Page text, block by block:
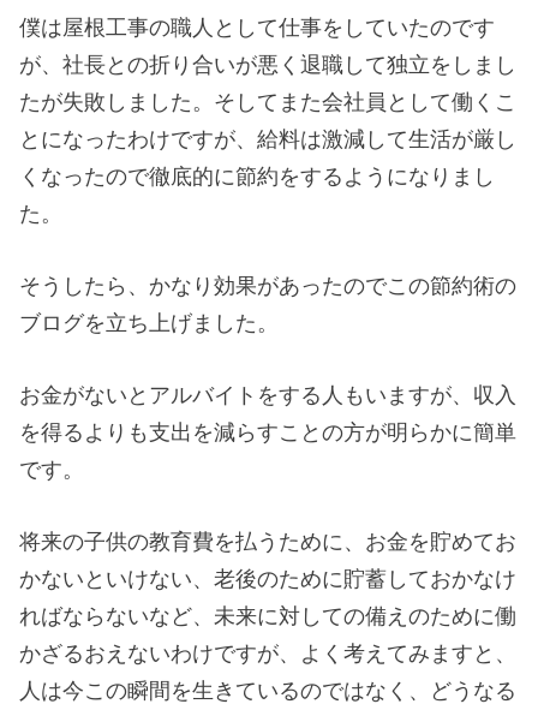
僕は屋根工事の職人として仕事をしていたのです
が、社長との折り合いが悪く退職して独立をしまし
たが失敗しました。そしてまた会社員として働くこ
とになったわけですが、給料は激減して生活が厳し
くなったので徹底的に節約をするようになりまし
た。
そうしたら、かなり効果があったのでこの節約術の
ブログを立ち上げました。
お金がないとアルバイトをする人もいますが、収入
を得るよりも支出を減らすことの方が明らかに簡単
です。
将来の子供の教育費を払うために、お金を貯めてお
かないといけない、老後のために貯蓄しておかなけ
ればならないなど、未来に対しての備えのために働
かざるおえないわけですが、よく考えてみますと、
人は今この瞬間を生きているのではなく、どうなる